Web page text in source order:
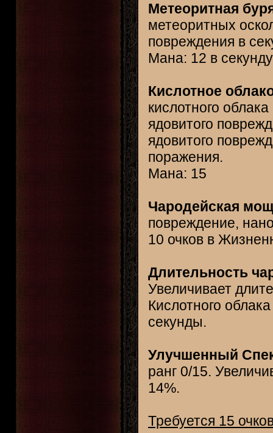
Метеоритная
метеоритных
повреждения в
Мана: 12 в секунду
Кислотное
кислотного
ядовитого
ядовитого
поражения.
Мана: 15
Чародейская
повреждение,
10 очков в
Длительность
Увеличивает
Кислотного
секунды.
Улучшенный
ранг 0/15.
14%.
Требуется 15